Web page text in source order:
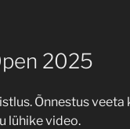
2025
Õnnestus
lühike video.